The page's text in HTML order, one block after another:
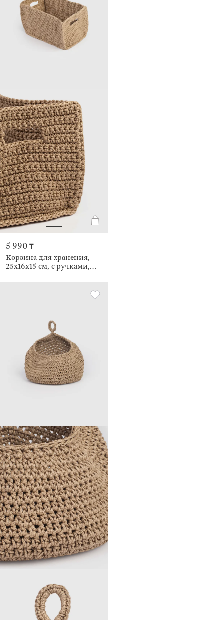
5 990 ₸
Корзина для хранения,
25х16х15 см, с ручками,